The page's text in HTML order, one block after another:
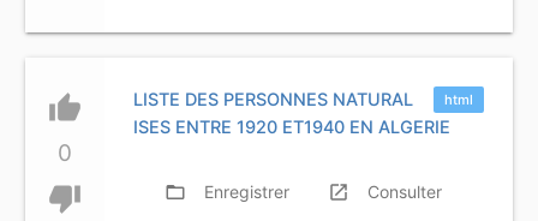
thumb_up
0
thumb_down
html
LISTE DES PERSONNES NATURAL
ISES ENTRE 1920 ET1940 EN ALGERIE
folder_open Enregistrer launch Consulter